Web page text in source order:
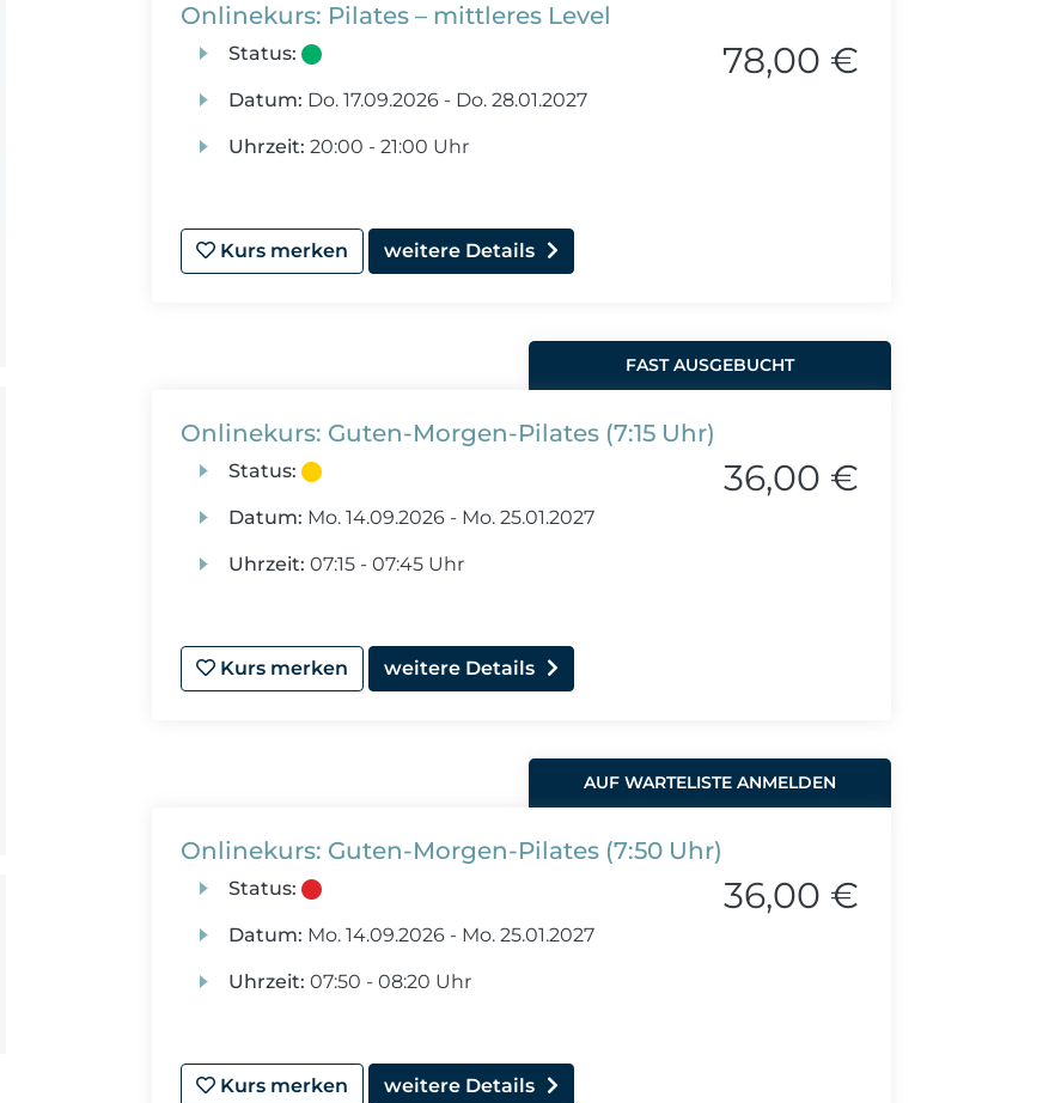
Onlinekurs: Pilates – mittleres Level
Status:
Datum: Do.17.09.2026 - Do.28.01.2027
Uhrzeit: 20:00 - 21:00 Uhr
78,00 €
Kurs merken weitere Details
FAST AUSGEBUCHT
Onlinekurs: Guten-Morgen-Pilates (7:15 Uhr)
Status:
Datum: Mo.14.09.2026 - Mo.25.01.2027
Uhrzeit: 07:15 - 07:45 Uhr
36,00 €
Kurs merken weitere Details
AUF WARTELISTE ANMELDEN
Onlinekurs: Guten-Morgen-Pilates (7:50 Uhr)
Status:
Datum: Mo.14.09.2026 - Mo.25.01.2027
Uhrzeit: 07:50 - 08:20 Uhr
36,00 €
Kurs merken weitere Details